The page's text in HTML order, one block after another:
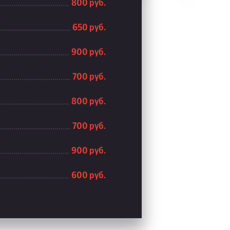
800 руб.
650 руб.
900 руб.
700 руб.
800 руб.
700 руб.
900 руб.
600 руб.